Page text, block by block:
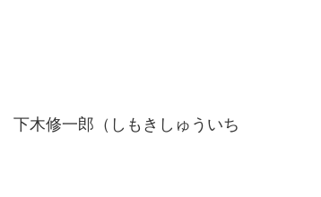
木修一郎（しもきしゅういち